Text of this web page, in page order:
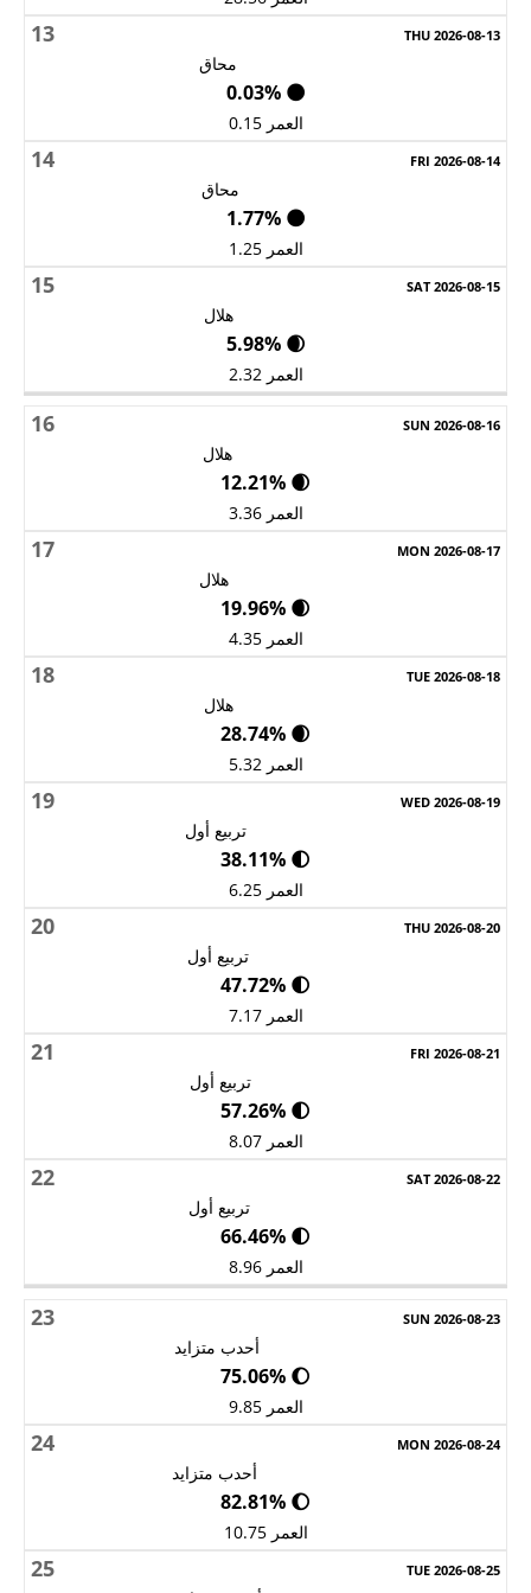
13
محاق
🌑 0.03%
العمر 0.15
14
محاق
🌑 1.77%
العمر 1.25
15
هلال
🌒 5.98%
العمر 2.32
16
هلال
🌒 12.21%
العمر 3.36
17
هلال
🌒 19.96%
العمر 4.35
18
هلال
🌒 28.74%
العمر 5.32
19
تربيع أول
🌓 38.11%
العمر 6.25
20
تربيع أول
🌓 47.72%
العمر 7.17
21
تربيع أول
🌓 57.26%
العمر 8.07
22
تربيع أول
🌓 66.46%
العمر 8.96
23
أحدب متزايد
🌔 75.06%
العمر 9.85
24
أحدب متزايد
🌔 82.81%
العمر 10.75
25